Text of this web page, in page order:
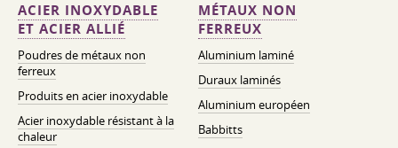
ACIER INOXYDABLE
ET ACIER ALLIÉ
Poudres de métaux non
ferreux
Produits en acier inoxydable
Acier inoxydable résistant à la
chaleur
MÉTAUX NON
FERREUX
Aluminium laminé
Duraux laminés
Aluminium européen
Babbitts